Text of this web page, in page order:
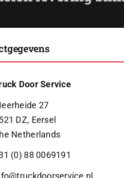
Door Service
27
DZ, Eersel
Netherlands
(0) 88 0069191